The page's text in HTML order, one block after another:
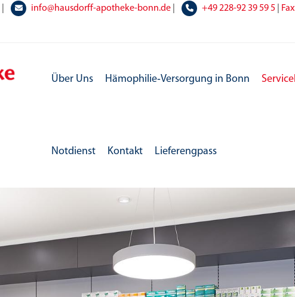
info@hausdorff-apotheke-bonn.de +49228-92 39 59 5
Über Uns Hämophilie‑Versorgung in Bonn
Notdienst Kontakt Lieferengpass